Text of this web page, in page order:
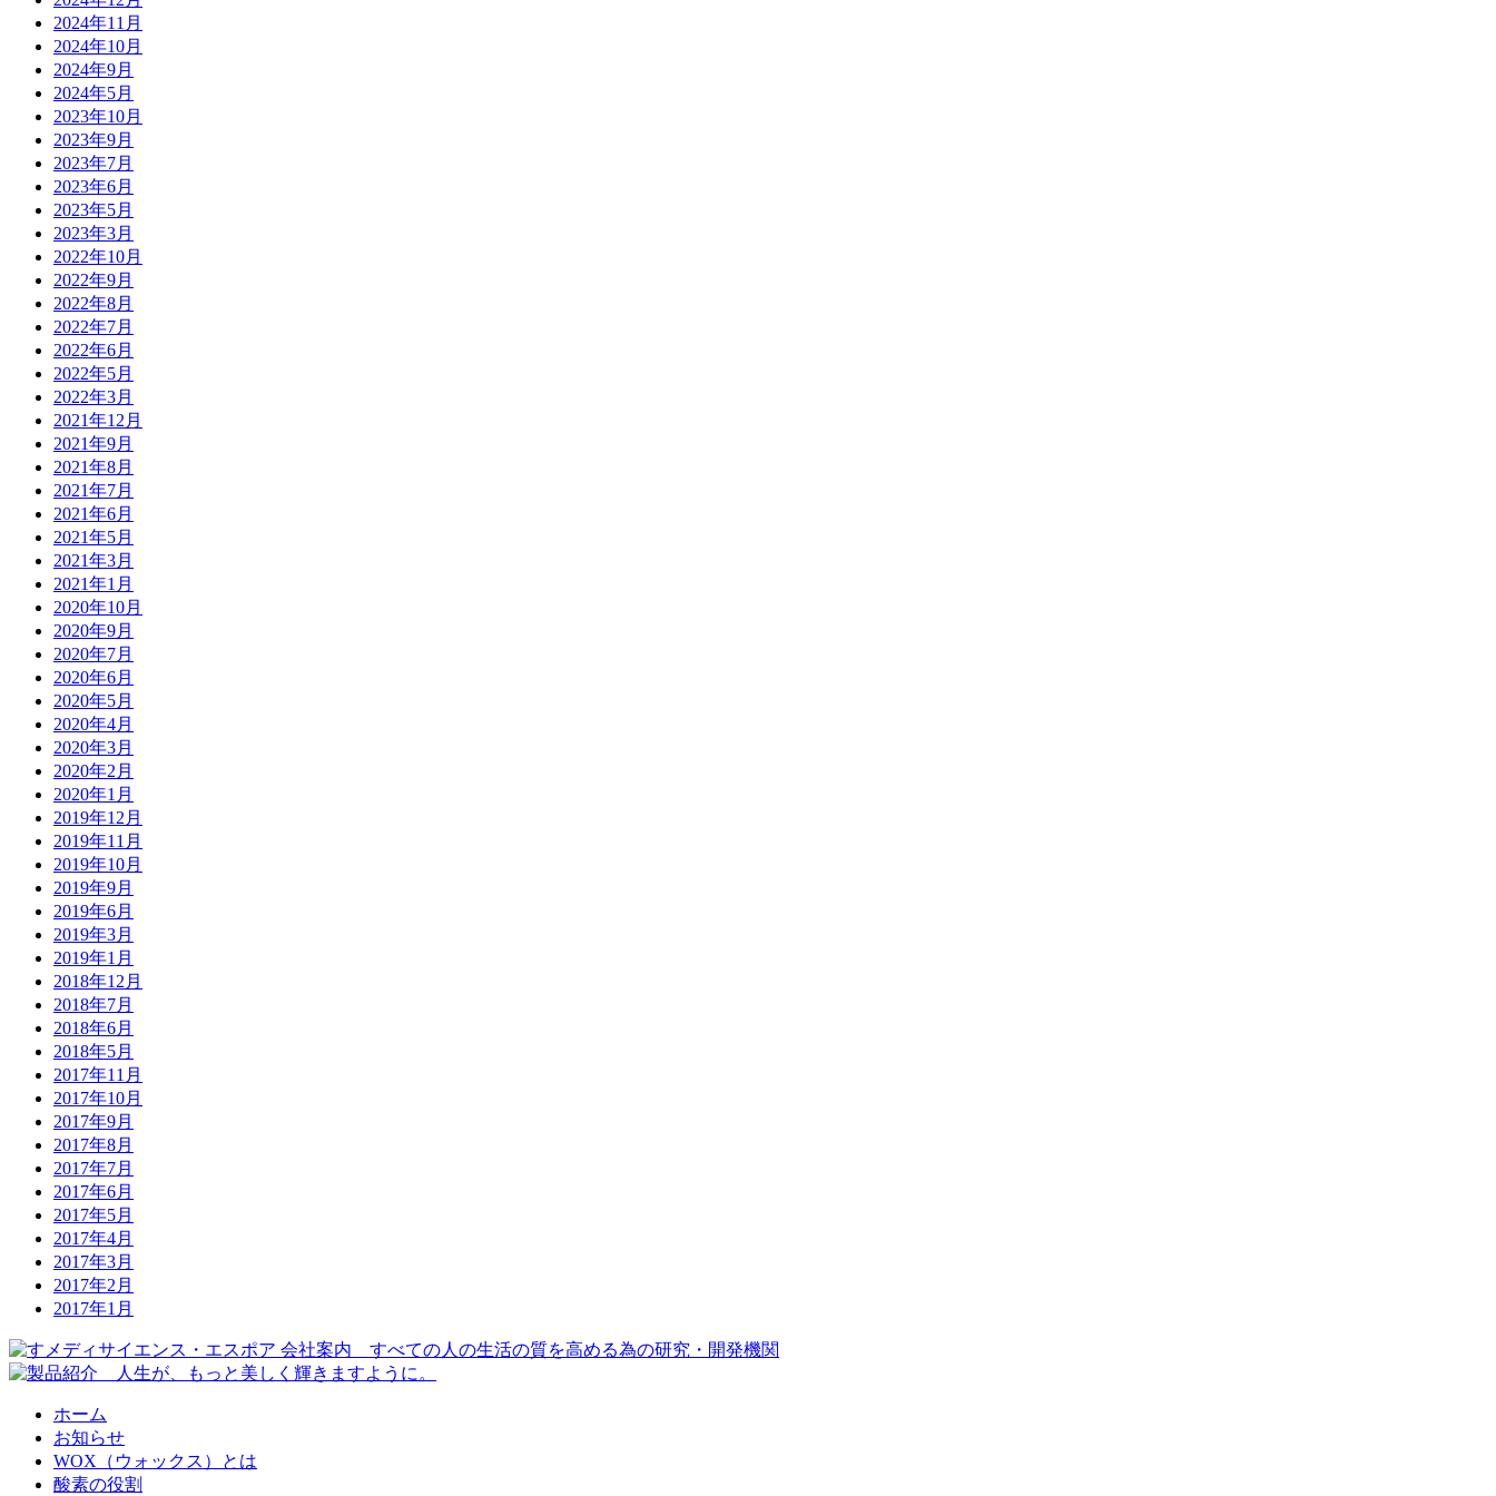
2024年11月
2024年10月
2024年9月
2024年5月
2023年10月
2023年9月
2023年7月
2023年6月
2023年5月
2023年3月
2022年10月
2022年9月
2022年8月
2022年7月
2022年6月
2022年5月
2022年3月
2021年12月
2021年9月
2021年8月
2021年7月
2021年6月
2021年5月
2021年3月
2021年1月
2020年10月
2020年9月
2020年7月
2020年6月
2020年5月
2020年4月
2020年3月
2020年2月
2020年1月
2019年12月
2019年11月
2019年10月
2019年9月
2019年6月
2019年3月
2019年1月
2018年12月
2018年7月
2018年6月
2018年5月
2017年11月
2017年10月
2017年9月
2017年8月
2017年7月
2017年6月
2017年5月
2017年4月
2017年3月
2017年2月
2017年1月
ホーム
お知らせ
WOX（ウォックス）とは
酸素の役割